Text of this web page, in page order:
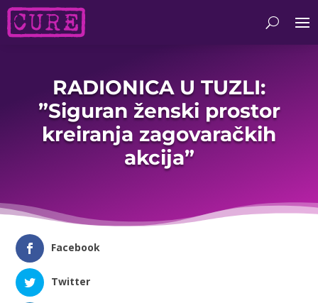
RADIONICA U TUZLI:
”Siguran ženski prostor
kreiranja zagovaračkih
akcija”
Facebook
Twitter